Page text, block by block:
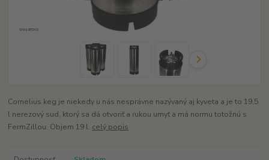
Cornelius keg je niekedy u nás nesprávne nazývaný aj kyveta a je to 19,5
l nerezový sud, ktorý sa dá otvoriť a rukou umyť a má normu totožnú s
FermZillou. Objem 19 l. celý popis